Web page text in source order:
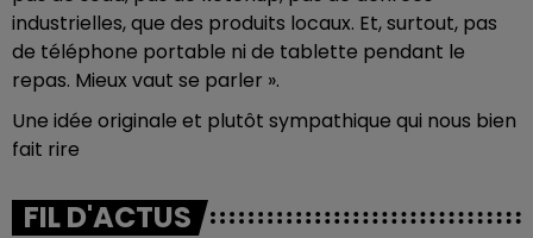
industrielles, que des produits locaux. Et, surtout, pas
de téléphone portable ni de tablette pendant le
repas. Mieux vaut se parler ».
Une idée originale et plutôt sympathique qui nous bien
fait rire
FIL D'ACTUS